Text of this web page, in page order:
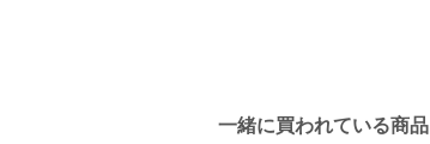
一緒に買われている商品